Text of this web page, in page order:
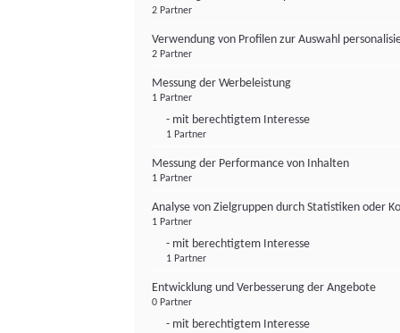
2 Partner
Verwendung von Profilen zur Auswahl
2 Partner
Messung der Werbeleistung
1 Partner
- mit berechtigtem Interesse
1 Partner
Messung der Performance von Inhalten
1 Partner
Analyse von Zielgruppen durch Statistiken oder
1 Partner
- mit berechtigtem Interesse
1 Partner
Entwicklung und Verbesserung der Angebote
0 Partner
- mit berechtigtem Interesse